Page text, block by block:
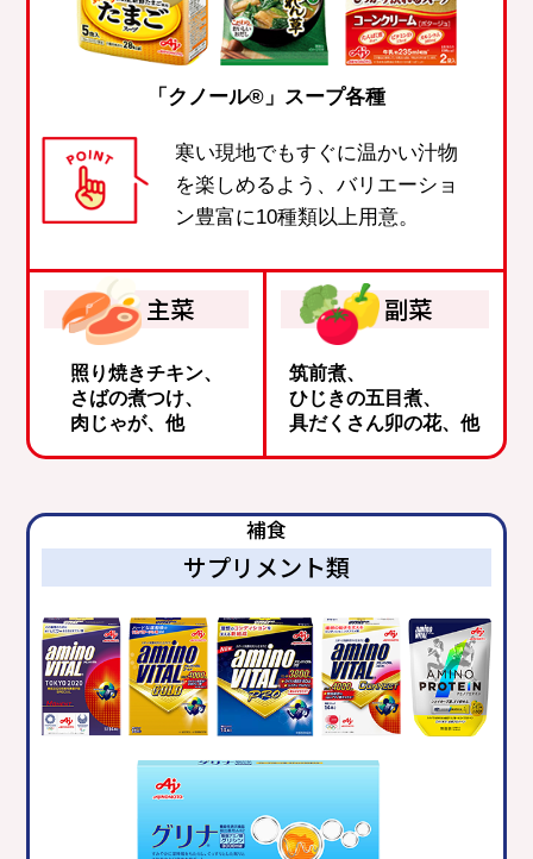
「クノール®」スープ各種
寒い現地でもすぐに温かい汁物
を楽しめるよう、バリエーショ
ン豊富に10種類以上用意。
主菜
照り焼きチキン、
さばの煮つけ、
肉じゃが、他
副菜
筑前煮、
ひじきの五目煮、
具だくさん卯の花、他
補食
サプリメント類